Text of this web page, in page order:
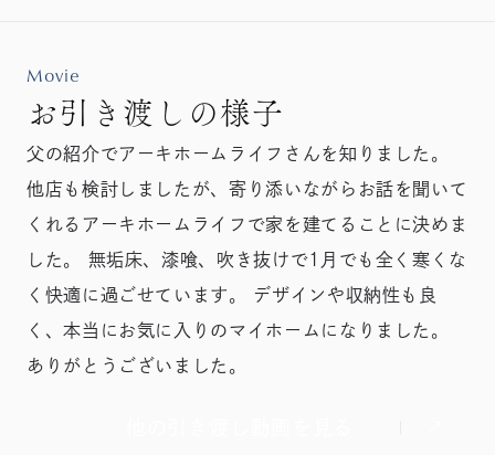
Movie
お引き渡しの様子
父の紹介でアーキホームライフさんを知りました。
他店も検討しましたが、寄り添いながらお話を聞いて
くれるアーキホームライフで家を建てることに決めま
した。 無垢床、漆喰、吹き抜けで1月でも全く寒くな
く快適に過ごせています。 デザインや収納性も良
く、本当にお気に入りのマイホームになりました。
ありがとうございました。